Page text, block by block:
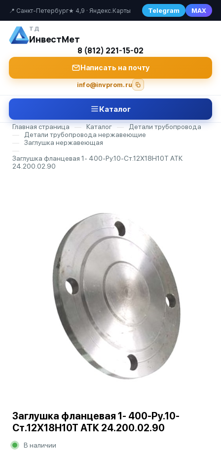
📍 Санкт-Петербург★ 4,9 · Яндекс.Карты Telegram MAX
ТД
ИнвестМет
8 (812) 221-15-02
Написать на почту
info@invprom.ru
Каталог
Главная страница — Каталог —
Детали трубопровода
—
Детали трубопровода нержавеющие
—
Заглушка нержавеющая
—
Заглушка фланцевая 1- 400-Ру.10-Ст.12Х18Н10Т АТК
24.200.02.90
Заглушка фланцевая 1- 400-Ру.10-
Ст.12Х18Н10Т АТК 24.200.02.90
В наличии